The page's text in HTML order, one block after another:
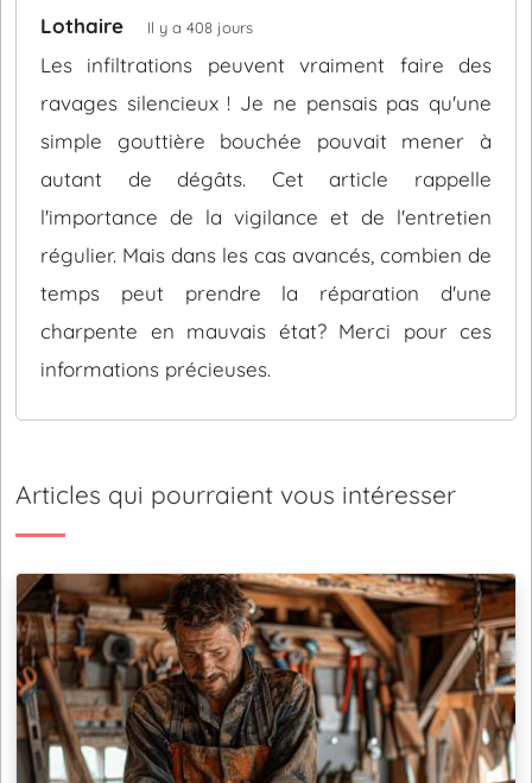
Lothaire Il y a 408 jours
Les infiltrations peuvent vraiment faire des
ravages silencieux ! Je ne pensais pas qu'une
simple gouttière bouchée pouvait mener à
autant de dégâts. Cet article rappelle
l'importance de la vigilance et de l'entretien
régulier. Mais dans les cas avancés, combien de
temps peut prendre la réparation d'une
charpente en mauvais état? Merci pour ces
informations précieuses.
Articles qui pourraient vous intéresser